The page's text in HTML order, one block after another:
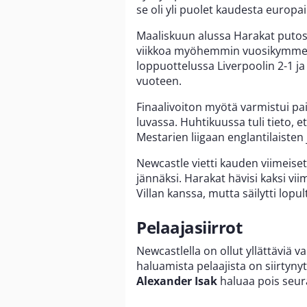
se oli yli puolet kaudesta
Maaliskuun alussa Harakat
viikkoa myöhemmin
loppuottelussa Liverpoolin 2-1
vuoteen.
Finaalivoiton myötä varmistui
luvassa. Huhtikuussa tuli tieto,
Mestarien liigaan
Newcastle vietti kauden
jännäksi. Harakat hävisi kaksi
Villan kanssa, mutta säilytti
Pelaajasiirrot
Newcastlella on ollut yllättäviä
haluamista pelaajista on
Alexander Isak haluaa pois